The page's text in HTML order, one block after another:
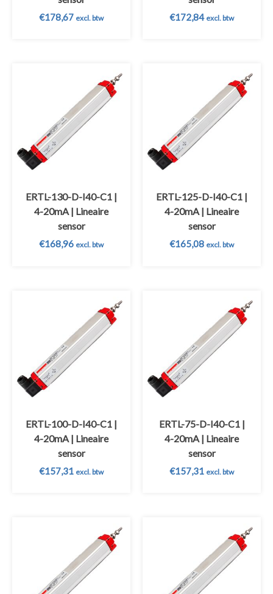
€178,67 excl. btw €172,84 excl. btw
ERTL-130-D-I40-C1 |
4-20mA | Lineaire
sensor
€168,96 excl. btw
ERTL-125-D-I40-C1 |
4-20mA | Lineaire
sensor
€165,08 excl. btw
ERTL-100-D-I40-C1 |
4-20mA | Lineaire
sensor
€157,31 excl. btw
ERTL-75-D-I40-C1 |
4-20mA | Lineaire
sensor
€157,31 excl. btw